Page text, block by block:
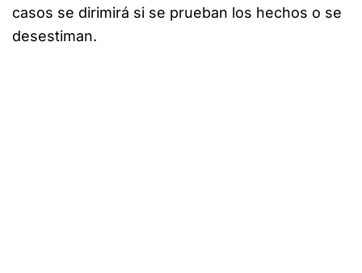
casos se dirimirá si se prueban los hechos o se
desestiman.